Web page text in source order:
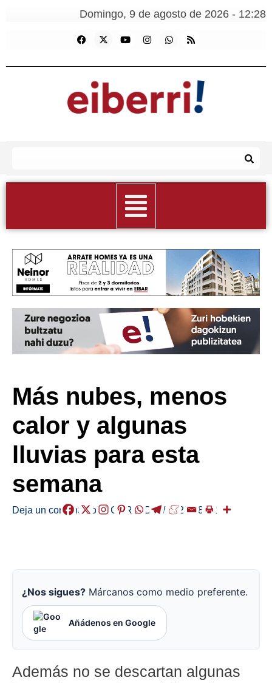
Domingo, 9 de agosto de 2026 - 12:28
Más nubes, menos
calor y algunas
lluvias para esta
semana
Deja un comentario /EGURALDIA/ 2024-08-12
¿Nos sigues? Márcanos como medio preferente.
Añádenos en Google
Además no se descartan algunas